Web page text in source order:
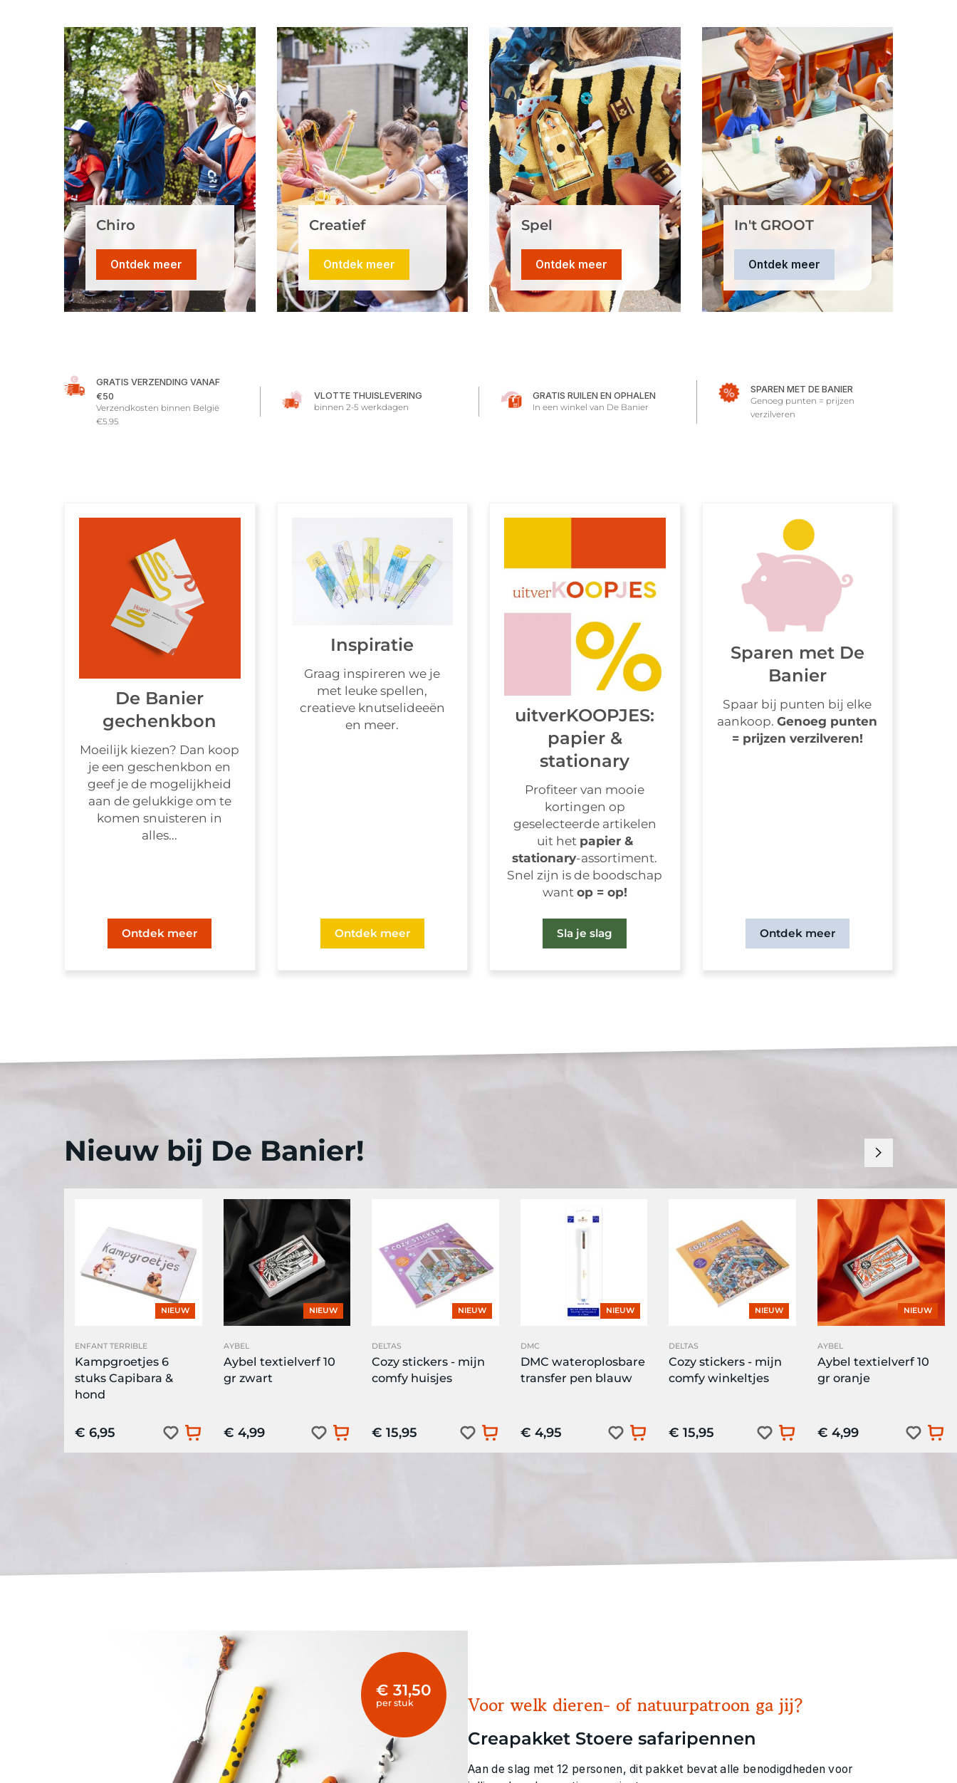
Chiro
Ontdek meer
Creatief
Ontdek meer
Spel
Ontdek meer
In't GROOT
Ontdek meer
GRATIS VERZENDING VANAF
€50
Verzendkosten binnen België
€5.95
VLOTTE THUISLEVERING
binnen 2-5 werkdagen
GRATIS RUILEN EN OPHALEN
In een winkel van De Banier
SPAREN MET DE BANIER
Genoeg punten = prijzen
verzilveren
De Banier
gechenkbon
Moeilijk kiezen? Dan koop
je een geschenkbon en
geef je de mogelijkheid
aan de gelukkige om te
komen snuisteren in
alles...
Ontdek meer
Inspiratie
Graag inspireren we je
met leuke spellen,
creatieve knutselideeën
en meer.
Ontdek meer
uitverKOOPJES:
papier &
stationary
Profiteer van mooie
kortingen op
geselecteerde artikelen
uit het papier &
stationary-assortiment.
Snel zijn is de boodschap
want op = op!
Sla je slag
Sparen met De
Banier
Spaar bij punten bij elke
aankoop.Genoeg punten
= prijzen verzilveren!
Ontdek meer
Nieuw bij De Banier!
NIEUW
ENFANT TERRIBLE
Kampgroetjes 6
stuks Capibara &
hond
€ 6,95
NIEUW
AYBEL
Aybel textielverf 10
gr zwart
€ 4,99
NIEUW
DELTAS
Cozy stickers - mijn
comfy huisjes
€ 15,95
NIEUW
DMC
DMC wateroplosbare
transfer pen blauw
€ 4,95
NIEUW
DELTAS
Cozy stickers - mijn
comfy winkeltjes
€ 15,95
NIEUW
AYBEL
Aybel textielverf 10
gr oranje
€ 4,99
€ 31,50
per stuk Voor welk dieren- of natuurpatroon ga jij?
Creapakket Stoere safaripennen
Aan de slag met 12 personen, dit pakket bevat alle benodigdheden voor